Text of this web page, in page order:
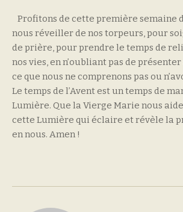
Profitons de cette première semaine
nous réveiller de nos torpeurs, pour
de prière, pour prendre le temps de
nos vies, en n’oubliant pas de
ce que nous ne comprenons pas ou
Le temps de l’Avent est un temps de
Lumière. Que la Vierge Marie nous
cette Lumière qui éclaire et révèle la
en nous. Amen !